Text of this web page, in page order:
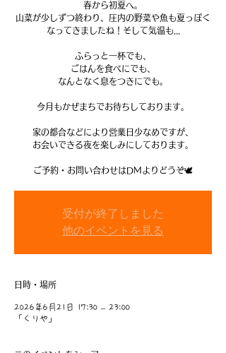
春から初夏へ。
山菜が少しずつ終わり、圧内の野菜や魚も夏っぽく
なってきましたね！そして気温も...
ふらっと一杯でも、
ごはんを食べにでも、
なんとなく息をつきにでも。
今月もかぜまちでお待ちしております。
家の都合などにより営業日少なめですが、
お会いできる夜を楽しみにしております。
ご予約・お問い合わせはDMよりどうぞ🕊️
受付が終了しました
他のイベントを見る
日時・場所
2026年6月21日 17:30 – 23:00
「くりや」